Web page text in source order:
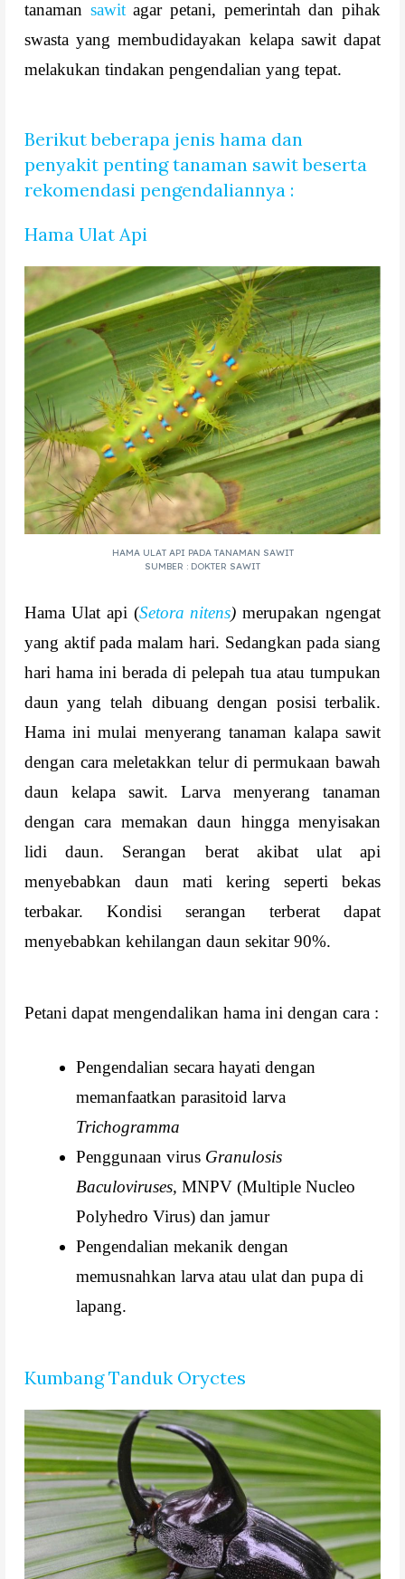
tanaman sawitagar petani, pemerintah dan pihak
swasta yang membudidayakan kelapa sawit dapat
melakukan tindakan pengendalian yang tepat.
Berikut beberapa jenis hama dan
penyakit penting tanaman sawit beserta
rekomendasi pengendaliannya :
Hama Ulat Api
HAMA ULAT API PADA TANAMAN SAWIT
SUMBER : DOKTER SAWIT
Hama Ulat api (Setora nitens)merupakan ngengat
yang aktif pada malam hari. Sedangkan pada siang
hari hama ini berada di pelepah tua atau tumpukan
daun yang telah dibuang dengan posisi terbalik.
Hama ini mulai menyerang tanaman kalapa sawit
dengan cara meletakkan telur di permukaan bawah
daun kelapa sawit. Larva menyerang tanaman
dengan cara memakan daun hingga menyisakan
lidi daun. Serangan berat akibat ulat api
menyebabkan daun mati kering seperti bekas
terbakar. Kondisi serangan terberat dapat
menyebabkan kehilangan daun sekitar 90%.
Petani dapat mengendalikan hama ini dengan cara :
Pengendalian secara hayati dengan
memanfaatkan parasitoid larva
Trichogramma
Penggunaan virus Granulosis
Baculoviruses, MNPV (Multiple Nucleo
Polyhedro Virus) dan jamur
Pengendalian mekanik dengan
memusnahkan larva atau ulat dan pupa di
lapang.
Kumbang Tanduk Oryctes